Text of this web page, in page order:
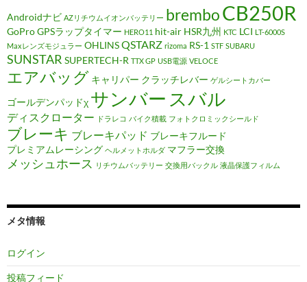
Androidナビ AZリチウムイオンバッテリー bremboCB250R
GoProGPSラップタイマー HERO11 hit-air HSR九州 KTC LCI LT-6000S
Maxレンズモジュラー OHLINSQSTARZ rizoma RS-1 STF SUBARU
SUNSTAR SUPERTECH-R TTX GP USB電源 VELOCE
エアバッグ キャリパー クラッチレバー ゲルシートカバー
ゴールデンパッドχ サンバー スバル
ディスクローター ドラレコ バイク積載 フォトクロミックシールド
ブレーキ ブレーキパッド ブレーキフルード
プレミアムレーシング ヘルメットホルダ マフラー交換
メッシュホース リチウムバッテリー 交換用バックル 液晶保護フィルム
メタ情報
ログイン
投稿フィード